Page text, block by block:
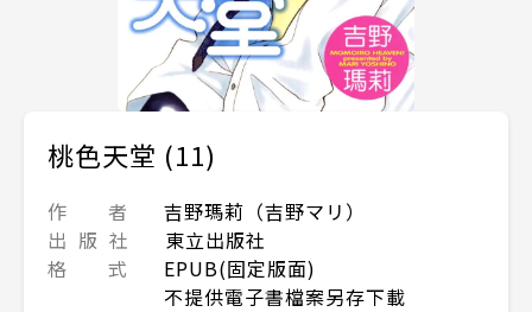
桃色天堂 (11)
作 者
吉野瑪莉（吉野マリ）
出 版 社
東立出版社
格 式
EPUB(固定版面)
不提供電子書檔案另存下載